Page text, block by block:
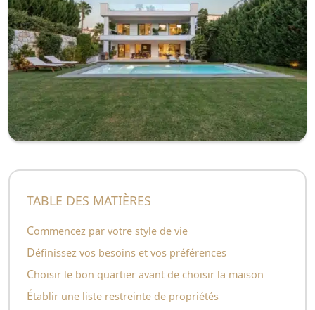
TABLE DES MATIÈRES
Commencez par votre style de vie
Définissez vos besoins et vos préférences
Choisir le bon quartier avant de choisir la maison
Établir une liste restreinte de propriétés